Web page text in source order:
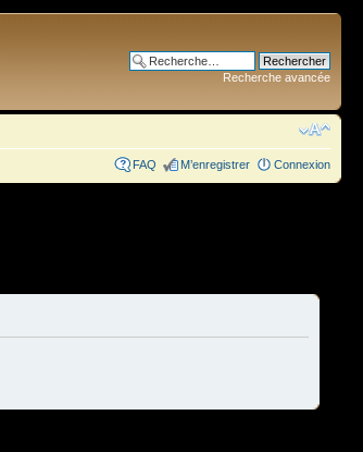
Recherche avancée
FAQ M’enregistrer Connexion